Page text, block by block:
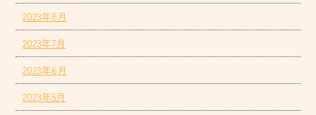
2023年8月
2023年7月
2023年6月
2023年5月